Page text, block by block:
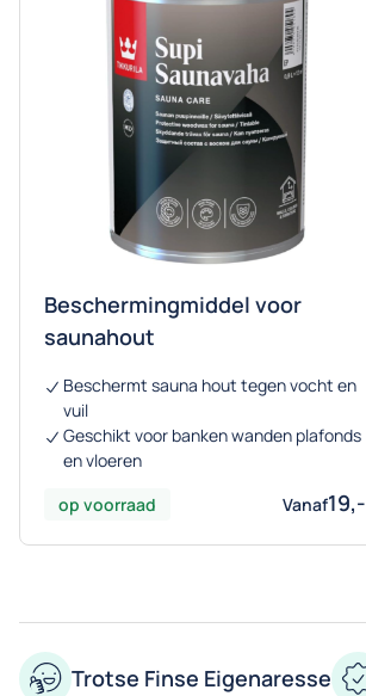
Beschermingmiddel voor
saunahout
Beschermt sauna hout tegen vocht en
vuil
Geschikt voor banken wanden plafonds
en vloeren
op voorraad
Vanaf19,-
Trotse Finse Eigenaresse